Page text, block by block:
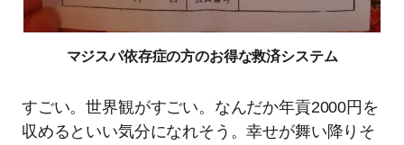
マジスパ依存症の方のお得な救済システム
すごい。世界観がすごい。なんだか年貢2000円を
収めるといい気分になれそう。幸せが舞い降りそ